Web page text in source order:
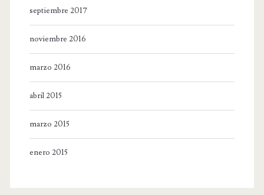
septiembre 2017
noviembre 2016
marzo 2016
abril 2015
marzo 2015
enero 2015